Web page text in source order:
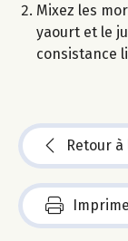
Mixez les
yaourt et le
consistance
Retour à